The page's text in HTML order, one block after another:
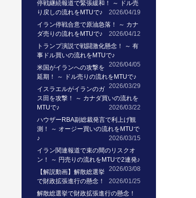
停戦継続報道で緊張緩和！ ～ ドル売
り戻しの流れをMTUで♪
2026/04/19
イラン停戦合意で原油急落！ ～ カナ
ダ売りの流れをMTUで♪
2026/04/12
トランプ演説で戦闘激化懸念！ ～ 有
事ドル買いの流れをMTUで♪
2026/04/05
米国がイランへの攻撃を
延期！ ～ ドル売りの流れをMTUで♪
2026/03/29
イスラエルがイランのガ
ス田を攻撃！ ～ カナダ買いの流れを
MTUで♪
2026/03/22
ハウザーRBA副総裁発言で利上げ観
測！ ～ オージー買いの流れをMTUで
♪
2026/03/15
イラン関連報道で束の間のリスクオ
ン！ ～ 円売りの流れをMTUで2連発♪
2026/03/08
【解説動画】解散総選挙
で財政拡張進行の懸念！
2026/01/25
解散総選挙で財政拡張進行の懸念！